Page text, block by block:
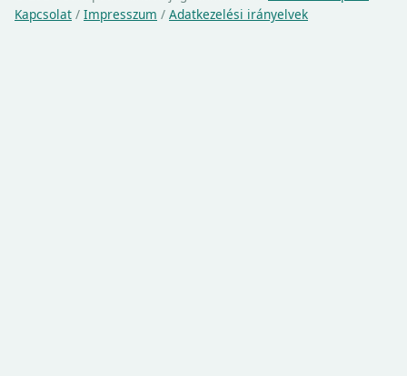
Kapcsolat / Impresszum / Adatkezelési irányelvek